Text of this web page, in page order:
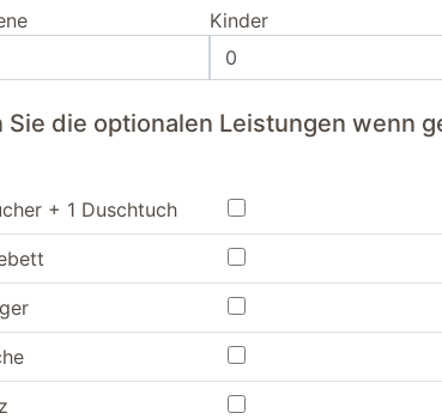
Kinder
Sie die optionalen Leistungen wenn
+ 1 Duschtuch